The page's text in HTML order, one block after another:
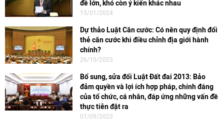
đề lớn, khó còn ý kiến khác nhau
15/01/2024
Dự thảo Luật Căn cước: Có nên quy định đổi
thẻ căn cước khi điều chỉnh địa giới hành
chính?
26/10/2023
Bổ sung, sửa đổi Luật Đất đai 2013: Bảo
đảm quyền và lợi ích hợp pháp, chính đáng
của tổ chức, cá nhân, đáp ứng những vấn đề
thực tiễn đặt ra
07/09/2023